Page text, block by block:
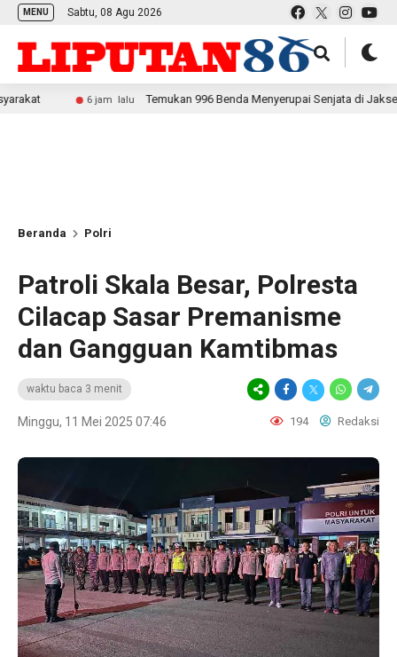
MENU Sabtu, 08 Agu 2026
6 jam lalu Temukan 996 Benda Menyerupai Senjata di Jaksel, Polda
Beranda Polri
Patroli Skala Besar, Polresta
Cilacap Sasar Premanisme
dan Gangguan Kamtibmas
waktu baca 3 menit
Minggu, 11 Mei 2025 07:46 194 Redaksi